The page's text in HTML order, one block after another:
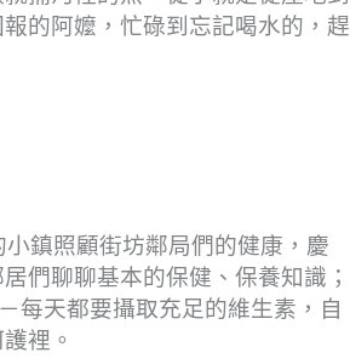
的阿嬤，忙碌到忘記喝水的，趕
鎮照顧街坊鄰局們的健康，慶
們聊聊基本的保健、保養知識；
每天都要攝取充足的維生素，自
裡。